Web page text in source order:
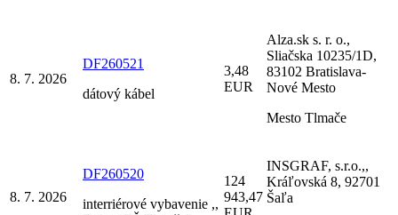
8. 7. 2026
DF260521
dátový kábel
3,48
EUR
Alza.sk s. r. o.,
Sliačska 10235/1D,
83102 Bratislava-
Nové Mesto
Mesto Tlmače
8. 7. 2026
DF260520
interriérové vybavenie ,,
124
943,47
INSGRAF, s.r.o.,,
Kráľovská 8, 92701
Šaľa